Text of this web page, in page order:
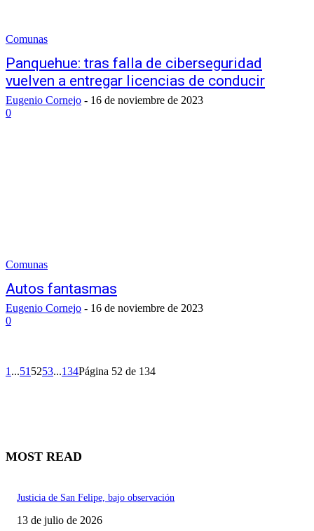
Comunas
Panquehue: tras falla de ciberseguridad
vuelven a entregar licencias de conducir
Eugenio Cornejo - 16 de noviembre de 2023
0
Comunas
Autos fantasmas
Eugenio Cornejo - 16 de noviembre de 2023
0
1 ...51 5253...134Página 52 de 134
MOST READ
Justicia de San Felipe, bajo observación
13 de julio de 2026